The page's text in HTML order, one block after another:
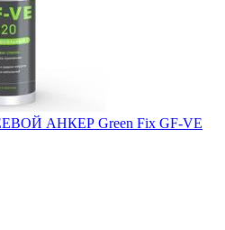
АНКЕР Green Fix GF-VE